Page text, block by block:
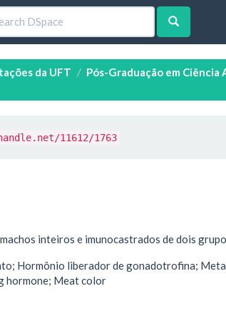
da UFT
Pós-Graduação em Ciência
11612/1763
inteiros e imunocastrados de dois
Hormônio liberador de gonadotrofina;
hormone; Meat color